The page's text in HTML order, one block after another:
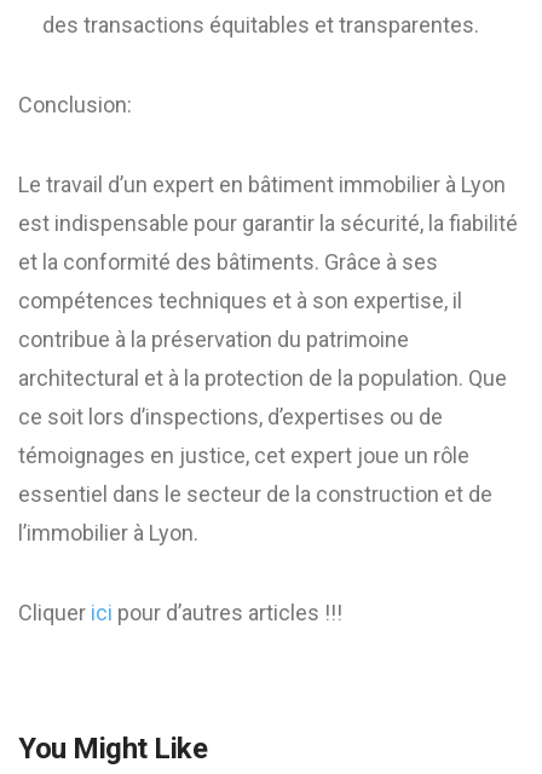
des transactions équitables et transparentes.
Conclusion:
Le travail d’un expert en bâtiment immobilier à Lyon
est indispensable pour garantir la sécurité, la fiabilité
et la conformité des bâtiments. Grâce à ses
compétences techniques et à son expertise, il
contribue à la préservation du patrimoine
architectural et à la protection de la population. Que
ce soit lors d’inspections, d’expertises ou de
témoignages en justice, cet expert joue un rôle
essentiel dans le secteur de la construction et de
l’immobilier à Lyon.
Cliquer ici pour d’autres articles !!!
You Might Like